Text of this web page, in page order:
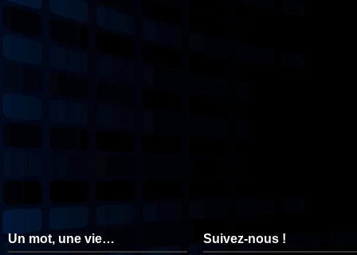
Un mot, une vie… Suivez-nous !